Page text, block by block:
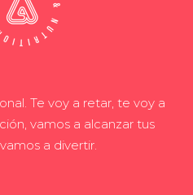
Te voy a retar, te voy a
vamos a alcanzar tus
a divertir.